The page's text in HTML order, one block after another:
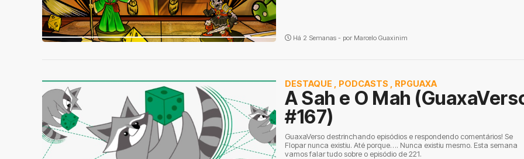
Há 2 Semanas - por Marcelo Guaxinim
DESTAQUE PODCASTS RPGUAXA
A Sah e O Mah
#167)
GuaxaVerso destrinchando episódios e respondendo comentários! Se
Flopar nunca existiu. Até porque…. Nunca existiu mesmo. Esta semana
vamos falar tudo sobre o episódio de 221.